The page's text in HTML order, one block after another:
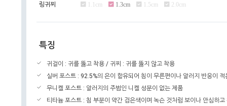
링귀찌 1.1cm 1.3cm 1.5cm 2.0cm
특징
귀걸이 : 귀를 뚫고 착용 / 귀찌 : 귀를 뚫지 않고 착용
실버 포스트 : 92.5%의 은이 함유되어 침이 무른편이나 알러지 반응이 적
무니켈 포스트 : 알러지의 주범인 니켈 성분이 없는 제품
티타늄 포스트 : 침 부분이 약간 검은색이며 녹슨 것처럼 보이나 안심하